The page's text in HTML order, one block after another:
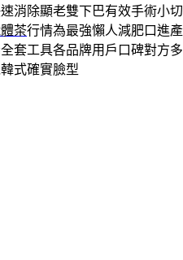
消除顯老雙下巴有效手術小
茶行情為最強懶人減肥口進
套工具各品牌用戶口碑對方
式確實臉型